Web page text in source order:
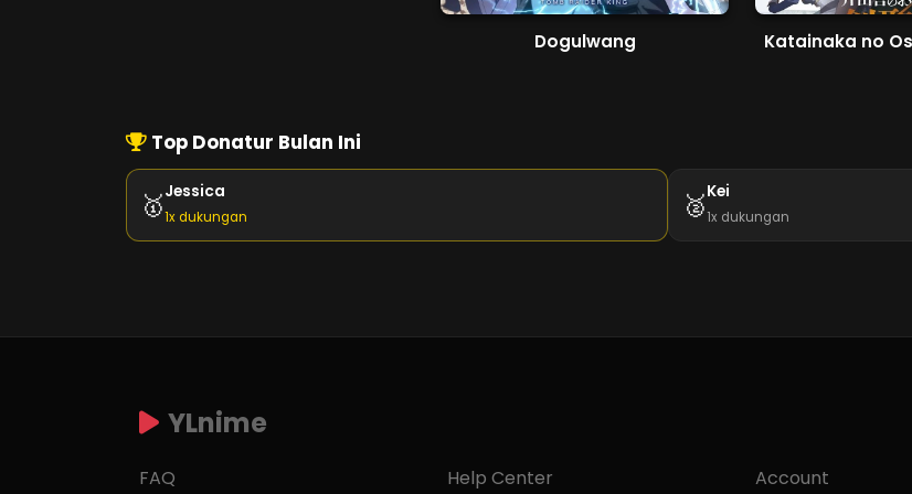
Dogulwang
Top Donatur Bulan Ini
🥇Jessica
1x dukungan 🥈Kei
1x dukungan
YLnime
FAQ Help Center Account